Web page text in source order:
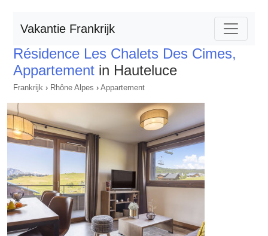
Vakantie Frankrijk
Résidence Les Chalets Des Cimes,
Appartement in Hauteluce
Frankrijk › Rhône Alpes › Appartement